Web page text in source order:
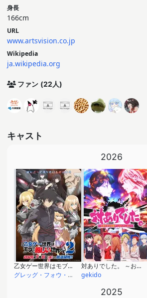
身長
166cm
URL
www.artsvision.co.jp
Wikipedia
ja.wikipedia.org
ファン (22人)
キャスト
2026
乙女ゲー世界はモブに厳しい世界です2
グレッグ・フォウ・セバーグ
対ありでした。 ～お嬢さまは格闘ゲームなんてしない～
gekido
2025